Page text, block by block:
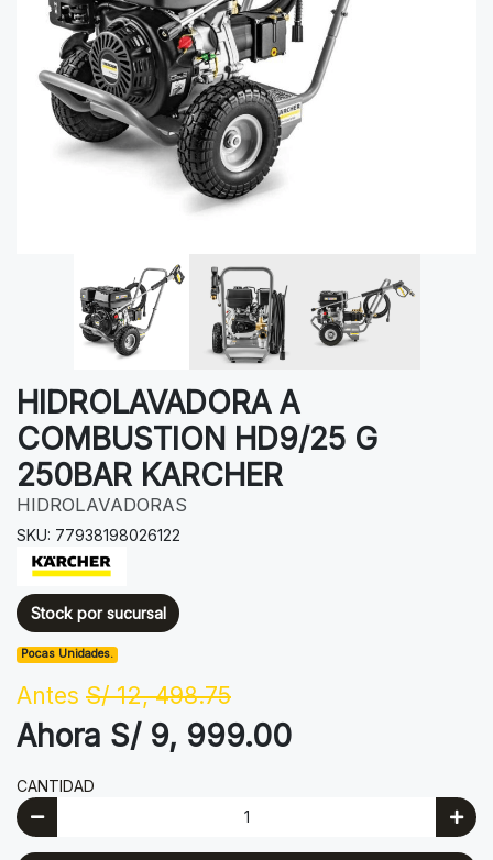
HIDROLAVADORA A
COMBUSTION HD9/25 G
250BAR KARCHER
HIDROLAVADORAS
SKU: 77938198026122
Stock por sucursal
Pocas Unidades.
Antes S/ 12, 498.75
Ahora S/ 9, 999.00
CANTIDAD